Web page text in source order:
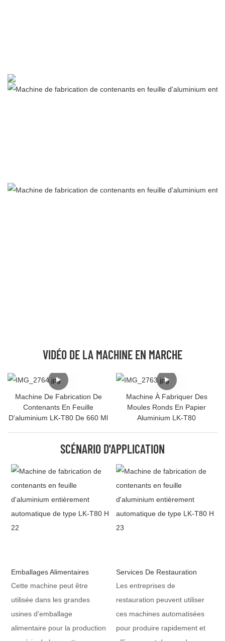
VIDÉO DE LA MACHINE EN MARCHE
Machine De Fabrication De
Contenants En Feuille
D'aluminium LK-T80 De 660 Ml
Machine À Fabriquer Des
Moules Ronds En Papier
Aluminium LK-T80
SCÉNARIO D'APPLICATION
Emballages Alimentaires
Cette machine peut être
utilisée dans les grandes
usines d'emballage
alimentaire pour la production
Services De Restauration
Les entreprises de
restauration peuvent utiliser
ces machines automatisées
pour produire rapidement et